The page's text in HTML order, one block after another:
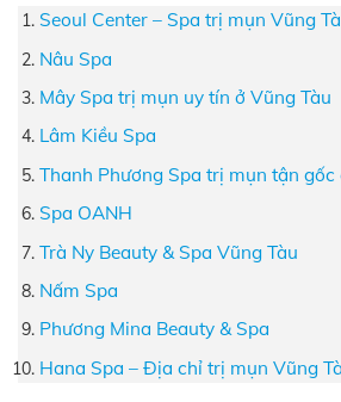
Seoul Center – Spa trị mụn Vũng
Nâu Spa
Mây Spa trị mụn uy tín ở Vũng Tàu
Lâm Kiều Spa
Thanh Phương Spa trị mụn tận gốc
Spa OANH
Trà Ny Beauty & Spa Vũng Tàu
Nấm Spa
Phương Mina Beauty & Spa
Hana Spa – Địa chỉ trị mụn Vũng